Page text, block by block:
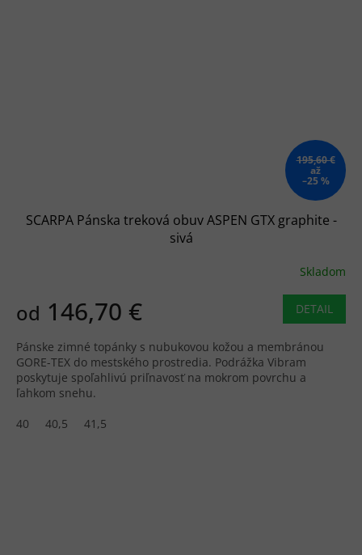
195,60 €
až
–25 %
SCARPA Pánska treková obuv ASPEN GTX graphite -
sivá
Skladom
od 146,70 € DETAIL
Pánske zimné topánky s nubukovou kožou a membránou
GORE-TEX do mestského prostredia. Podrážka Vibram
poskytuje spoľahlivú priľnavosť na mokrom povrchu a
ľahkom snehu.
40
40,5 41,5